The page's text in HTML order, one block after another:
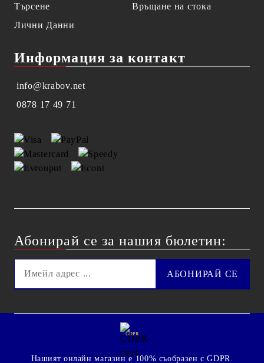
Търсене
Лични Данни
Връщане на стока
Информация за контакт
info@krabov.net
0878 17 49 71
Абонирай се за нашия бюлетин:
GDPR
Нашият онлайн магазин е 100% съобразен с GDPR.